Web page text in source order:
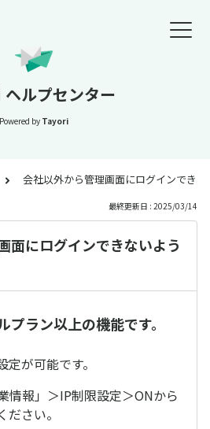
ルプセンター
Powered by Tayori
会社以外から管理画面にログインでき
最終更新日 : 2025/03/14
面にログインできないよう
プラン以上の機能です。
が可能です。
情報」＞IP制限設定＞ONから
さい。